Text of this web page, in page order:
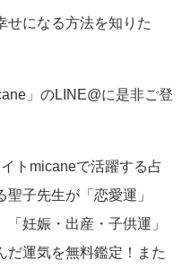
せになる方法を知りた
」のLINE@に是非ご登
トmicaneで活躍する占
子先生が「恋愛運」
「妊娠・出産・子供運」
だ運気を無料鑑定！また